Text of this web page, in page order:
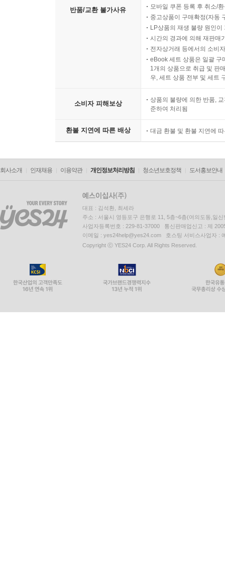
반품/교환 불가사유
모바일 쿠폰 등록 후 취소/
중고상품이 구매확정(자동
LP상품의 재생 불량 원인
시간의 경과에 의해 재판매
전자상거래 등에서의 소비
eBook 세트 상품은 일괄 구
1개의 상품으로 취급 및 판
우, 세트 상품 전부 및 세트
소비자 피해보상
상품의 불량에 의한 반품,
준하여 처리됨
환불 지연에 따른 배상 대금 환불 및 환불 지연에
회사소개 인재채용 이용약관 개인정보처리방침 청소년보호정책 도서홍보안내
대표 : 김석환, 최세라
주소 : 서울시 영등포구 은행로 11, 5층~6층(여의도동,일신
사업자등록번호 : 229-81-37000 통신판매업신고 : 제
이메일 : yes24help@yes24.com 호스팅 서비스사업자 :
Copyright ⓒ YES24 Corp. All Rights Reserved.